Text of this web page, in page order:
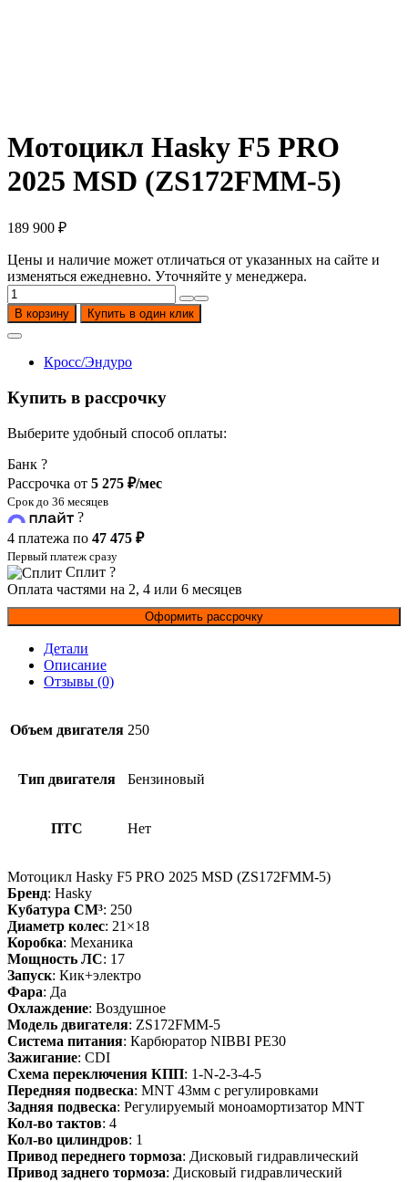
Мотоцикл Hasky F5 PRO
2025 MSD (ZS172FMM-5)
189 900 ₽
Цены и наличие может отличаться от указанных на сайте и
изменяться ежедневно. Уточняйте у менеджера.
Количество
товара
Мотоцикл
Hasky
2025
MSD
5)
В корзину Купить в один клик
Кросс/Эндуро
Купить в рассрочку
Выберите удобный способ оплаты:
Банк ?
Рассрочка от 5 275 ₽/мес
Срок до 36 месяцев
?
4 платежа по 47 475 ₽
Первый платеж сразу
Сплит ?
Оплата частями на 2, 4 или 6 месяцев
Оформить рассрочку
Детали
Описание
Отзывы (0)
Объем двигателя 250
Тип двигателя Бензиновый
ПТС Нет
Мотоцикл Hasky F5 PRO 2025 MSD (ZS172FMM-5)
Бренд: Hasky
Кубатура СМ³: 250
Диаметр колес: 21×18
Коробка: Механика
Мощность ЛС: 17
Запуск: Кик+электро
Фара: Да
Охлаждение: Воздушное
Модель двигателя: ZS172FMM-5
Система питания: Карбюратор NIBBI PE30
Зажигание: CDI
Схема переключения КПП: 1-N-2-3-4-5
Передняя подвеска: MNT 43мм с регулировками
Задняя подвеска: Регулируемый моноамортизатор MNT
Кол-во тактов: 4
Кол-во цилиндров: 1
Привод переднего тормоза: Дисковый гидравлический
Привод заднего тормоза: Дисковый гидравлический